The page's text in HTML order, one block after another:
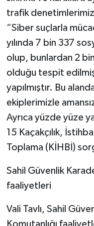
trafik
“Siber suçlarla
yılında 7 bin 337
olup, bunlardan 2
olduğu tespit
yapılmıştır. Bu
ekiplerimizle
Ayrıca yüzde yüze
15 Kaçakçılık,
Toplama (KİHBİ)
Sahil Güvenlik
faaliyetleri
Vali Tavlı, Sahil
Komutanlığı